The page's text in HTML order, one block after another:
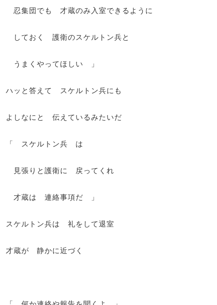
忍集団でも 才蔵のみ入室できるように
しておく 護衛のスケルトン兵と
うまくやってほしい 」
ハッと答えて スケルトン兵にも
よしなにと 伝えているみたいだ
「 スケルトン兵 は
見張りと護衛に 戻ってくれ
才蔵は 連絡事項だ 」
スケルトン兵は 礼をして退室
才蔵が 静かに近づく